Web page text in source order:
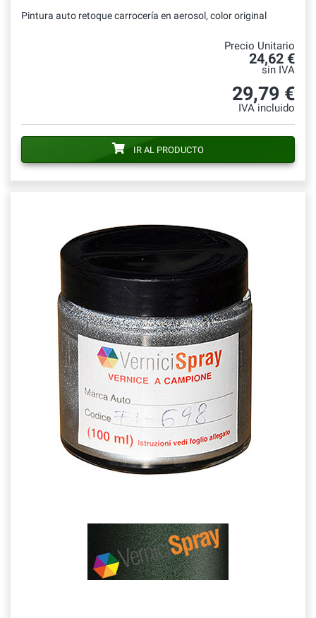
Pintura auto retoque carrocería en aerosol, color original
Precio Unitario
24,62 €
sin IVA
29,79 €
IVA incluido
IR AL PRODUCTO